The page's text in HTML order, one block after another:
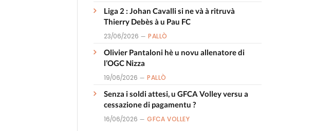
Liga 2 : Johan Cavalli si ne và à ritruvà
Thierry Debès à u Pau FC
23/06/2026 PALLÒ
Olivier Pantaloni hè u novu allenatore di
l’OGC Nizza
19/06/2026 PALLÒ
Senza i soldi attesi, u GFCA Volley versu a
cessazione di pagamentu ?
16/06/2026 GFCA VOLLEY